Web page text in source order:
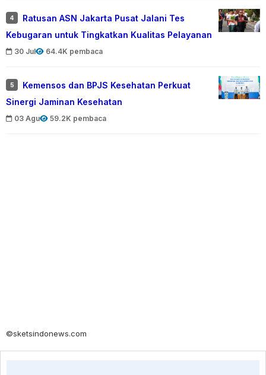
4
Ratusan ASN Jakarta Pusat Jalani Tes
Kebugaran untuk Tingkatkan Kualitas Pelayanan
30 Jul 64.4K pembaca
5
Kemensos dan BPJS Kesehatan Perkuat
Sinergi Jaminan Kesehatan
03 Agu 59.2K pembaca
©sketsindonews.com